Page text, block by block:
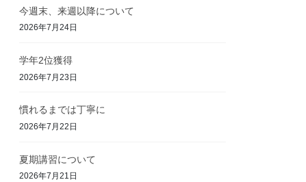
今週末、来週以降について
2026年7月24日
学年2位獲得
2026年7月23日
慣れるまでは丁寧に
2026年7月22日
夏期講習について
2026年7月21日